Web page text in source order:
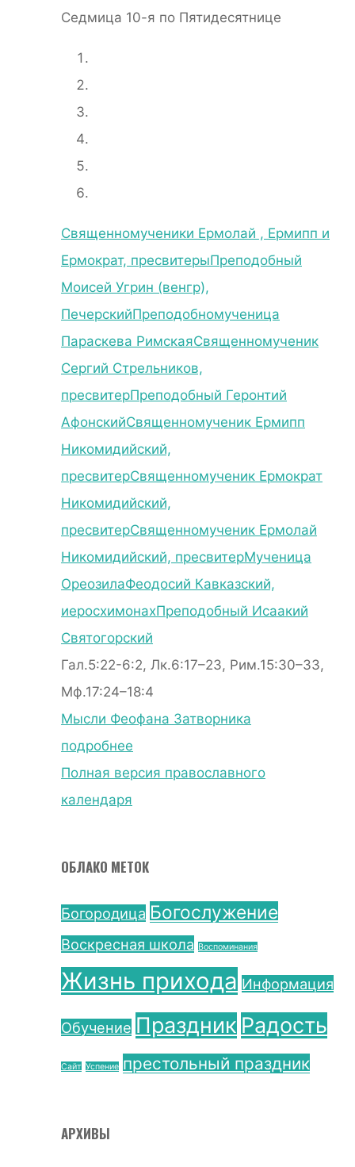
Седмица 10-я по Пятидесятнице
Священномученики Ермолай , Ермипп и
Ермократ, пресвитерыПреподобный
Моисей Угрин (венгр),
ПечерскийПреподобномученица
Параскева РимскаяСвященномученик
Сергий Стрельников,
пресвитерПреподобный Геронтий
АфонскийСвященномученик Ермипп
Никомидийский,
пресвитерСвященномученик Ермократ
Никомидийский,
пресвитерСвященномученик Ермолай
Никомидийский, пресвитерМученица
ОреозилаФеодосий Кавказский,
иеросхимонахПреподобный Исаакий
Святогорский
Гал.5:22-6:2, Лк.6:17–23, Рим.15:30–33,
Мф.17:24–18:4
Мысли Феофана Затворника
подробнее
Полная версия православного
календаря
ОБЛАКО МЕТОК
Богородица Богослужение
Воскресная школа Воспоминания
Жизнь прихода Информация
Обучение Праздник Радость
Сайт Успение престольный праздник
АРХИВЫ